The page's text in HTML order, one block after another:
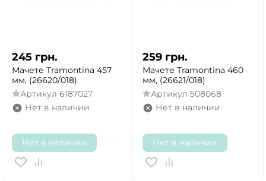
245 грн.
Мачете Tramontina 457
мм, (26620/018)
Артикул 6187027
Нет в наличии
Нет в наличии
259 грн.
Мачете Tramontina 460
мм, (26621/018)
Артикул 508068
Нет в наличии
Нет в наличии